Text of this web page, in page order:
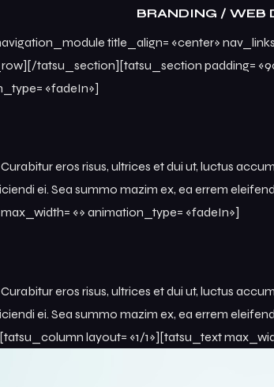
BRANDING / WEB
title_align= «center»
tatsu_section][tatsu_section padding=
«fadeIn»]
eros risus, ultrices et dui ut, luctus
ei. Sea summo mazim ex, ea errem
«» animation_type= «fadeIn»]
eros risus, ultrices et dui ut, luctus
ei. Sea summo mazim ex, ea errem
layout= «1/1»][tatsu_text